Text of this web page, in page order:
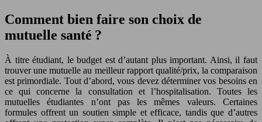
Comment bien faire son choix de
mutuelle santé ?
À titre étudiant, le budget est d’autant plus important. Ainsi, il faut
trouver une mutuelle au meilleur rapport qualité/prix, la comparaison
est primordiale. Tout d’abord, vous devez déterminer vos besoins en
ce qui concerne la consultation et l’hospitalisation. Toutes les
mutuelles étudiantes n’ont pas les mêmes valeurs. Certaines
formules offrent un soutien simple et efficace, tandis que d’autres